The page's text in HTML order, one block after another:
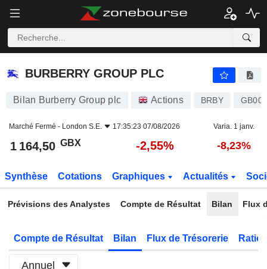
BURBERRY GROUP PLC
BURBERRY GROUP PLC
Bilan Burberry Group plc Actions BRBY
Marché Fermé - London S.E. 17:35:23 07/08/2026 Varia. 1 janv.
1 164,50 GBX -2,55% -8,23%
Synthèse Cotations Graphiques Actualités
Prévisions des Analystes Compte de Résultat Bilan Flux
Compte de Résultat Bilan Flux de Trésorerie
Annuel